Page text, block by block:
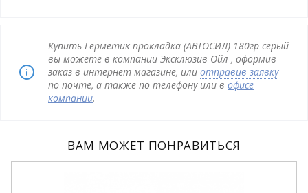
Купить Герметик прокладка (АВТОСИЛ) 180гр серый
вы можете в компании Эксклюзив-Ойл , оформив
заказ в интернет магазине, или отправив заявку
по почте, а также по телефону или в офисе
компании.
ВАМ МОЖЕТ ПОНРАВИТЬСЯ